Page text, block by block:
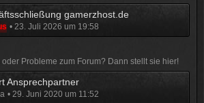
man innerhalb 2 Jahre das
Update kauft kostet es nur
hälfte .
gamerzhost.de
23. Juli 2026 um 19:58
oder Probleme zum Forum? Dann stellt sie hier!
Ansprechpartner
29. Juni 2020 um 11:52